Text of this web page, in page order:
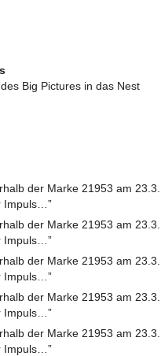
Big Pictures in das Nest
der Marke 21953 am 23.3.
Impuls…”
der Marke 21953 am 23.3.
Impuls…”
der Marke 21953 am 23.3.
Impuls…”
der Marke 21953 am 23.3.
Impuls…”
der Marke 21953 am 23.3.
Impuls…”